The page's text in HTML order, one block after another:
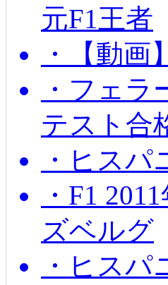
元F1王者
・【動画
・フェ
テスト合
・ヒス
・F1
ズベルグ
・ヒス